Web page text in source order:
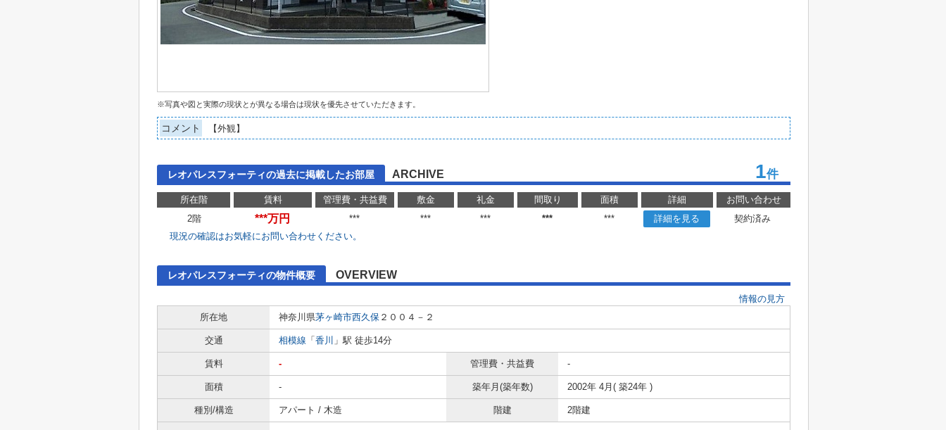
※写真や図と実際の現状とが異なる場合は現状を優先させていただきます。
コメント 【外観】
レオパレスフォーティの過去に掲載したお部屋 ARCHIVE 1件
所在階 賃料 管理費・共益費 敷金 礼金 間取り 面積 詳細
お問い合わせ
2階
***万円 *** *** *** *** *** 詳細を見る
契約済み
現況の確認はお気軽にお問い合わせください。
レオパレスフォーティの物件概要 OVERVIEW
情報の見方
所在地
神奈川県茅ヶ崎市西久保 ２００４－２
交通 相模線 「 香川 」駅 徒歩14分
賃料 - 管理費・共益費 -
面積 - 築年月(築年数) 2002年 4月( 築24年 )
種別/構造 アパート / 木造 階建 2階建